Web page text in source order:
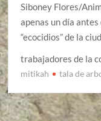
Siboney Flores/
apenas un día
“ecocidios” de la
trabajadores de la
mitikah tala de